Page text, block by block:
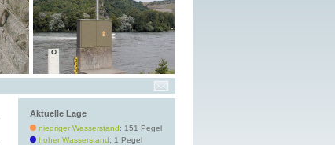
Aktuelle Lage
niedriger Wasserstand: 151 Pegel
hoher Wasserstand: 1 Pegel